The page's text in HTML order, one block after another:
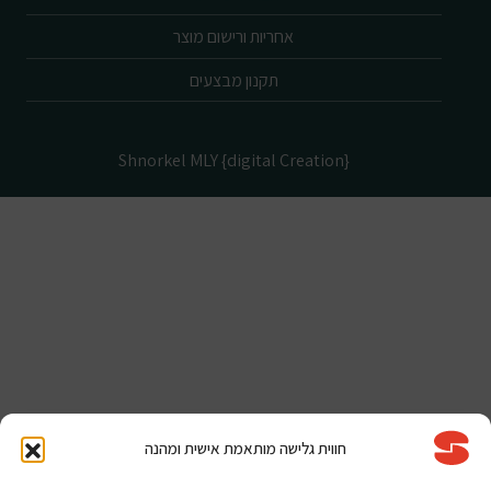
חווית גלישה מותאמת אישית ומהנה
אחריות ורישום מוצר
תקנון מבצעים
Shnorkel MLY {digital Creation}